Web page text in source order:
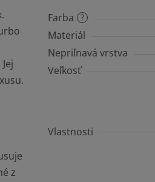
z
?
Farba
Materiál
Nepriľnavá vrstva
Veľkosť
Vlastnosti